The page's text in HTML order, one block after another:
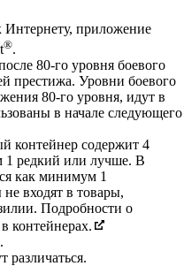
Интернету, приложение
®.
80-го уровня боевого
престижа. Уровни боевого
80-го уровня, идут в
в начале следующего
контейнер содержит 4
1 редкий или лучше. В
как минимум 1
входят в товары,
Подробности о
контейнерах.
различаться.